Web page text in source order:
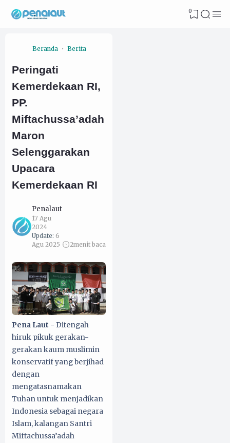
0
Beranda Berita
Peringati
Kemerdekaan RI,
PP.
Miftachussa’adah
Maron
Selenggarakan
Upacara
Kemerdekaan RI
Penalaut
17 Agu
2024
Update: 6
Agu 2025
2menit baca
Pena Laut - Ditengah
hiruk pikuk gerakan-
gerakan kaum muslimin
konservatif yang berjihad
dengan
mengatasnamakan
Tuhan untuk menjadikan
Indonesia sebagai negara
Islam, kalangan Santri
Miftachussa’adah